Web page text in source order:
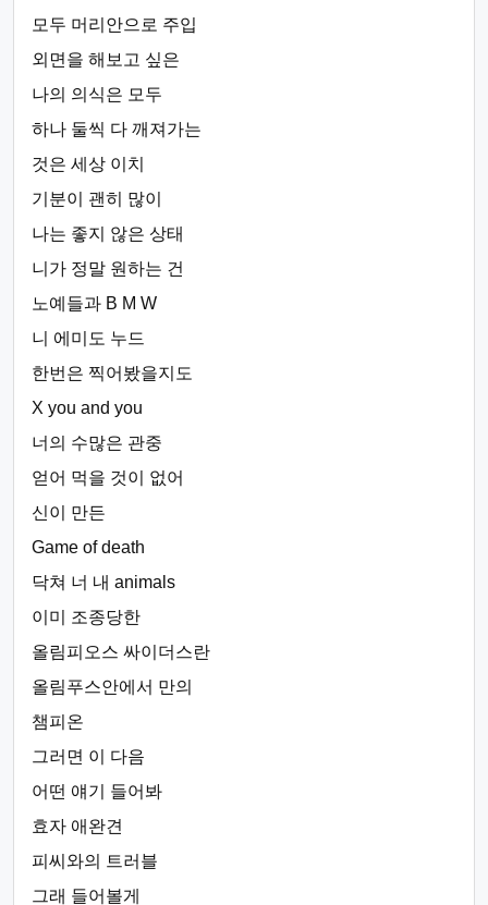
모두 머리안으로 주입
외면을 해보고 싶은
나의 의식은 모두
하나 둘씩 다 깨져가는
것은 세상 이치
기분이 괜히 많이
나는 좋지 않은 상태
니가 정말 원하는 건
노예들과 B M W
니 에미도 누드
한번은 찍어봤을지도
X you and you
너의 수많은 관중
얻어 먹을 것이 없어
신이 만든
Game of death
닥쳐 너 내 animals
이미 조종당한
올림피오스 싸이더스란
올림푸스안에서 만의
챔피온
그러면 이 다음
어떤 얘기 들어봐
효자 애완견
피씨와의 트러블
그래 들어볼게